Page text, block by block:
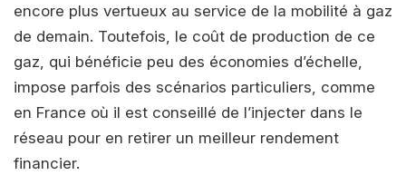
encore plus vertueux au service de la mobilité à gaz
de demain. Toutefois, le coût de production de ce
gaz, qui bénéficie peu des économies d’échelle,
impose parfois des scénarios particuliers, comme
en France où il est conseillé de l’injecter dans le
réseau pour en retirer un meilleur rendement
financier.